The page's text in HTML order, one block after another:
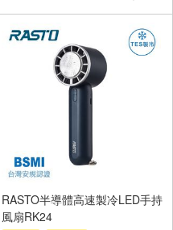
RASTO半導體高速製冷LED手持
風扇RK24